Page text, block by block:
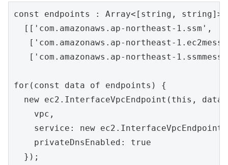
const endpoints : Array<[string, string]>
[['com.amazonaws.ap-northeast-1.ssm',
['com.amazonaws.ap-northeast-
['com.amazonaws.ap-northeast-
for(const data of endpoints) {
new ec2.InterfaceVpcEndpoint(this,
    vpc,
service: new
    privateDnsEnabled: true
  });